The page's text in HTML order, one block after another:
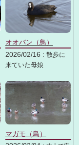
オオバン（鳥）
2026/02/16 : 散歩に
来ていた母娘
マガモ（鳥）